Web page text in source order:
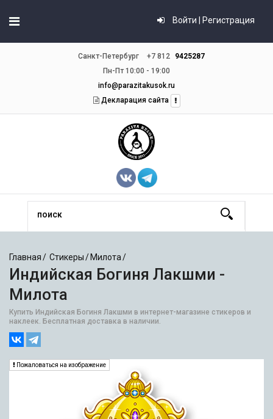
Войти | Регистрация
Санкт-Петербург +7 812
9425287
Пн-Пт 10:00 - 19:00
info@parazitakusok.ru
Декларация сайта
Главная Стикеры Милота
Индийская Богиня Лакшми -
Милота
Купить Индийская Богиня Лакшми в интернет-магазине стикеров и
наклеек. Бесплатная доставка в наличии.
Пожаловаться на изображение